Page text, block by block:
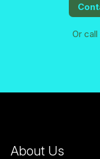
Or
About Us